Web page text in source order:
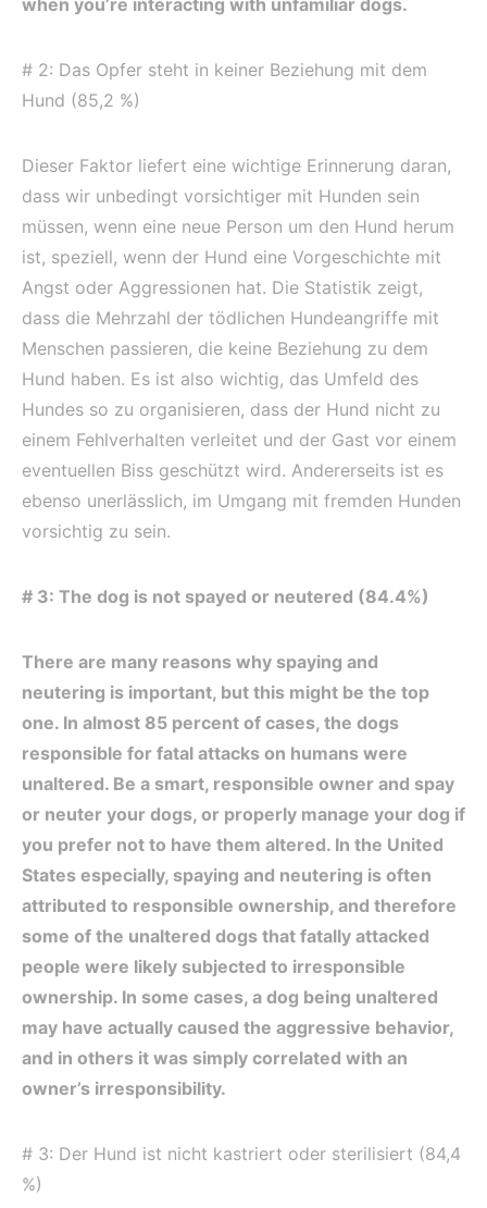
# 2: Das Opfer steht in keiner Beziehung mit dem
Hund (85,2 %)
Dieser Faktor liefert eine wichtige Erinnerung daran,
dass wir unbedingt vorsichtiger mit Hunden sein
müssen, wenn eine neue Person um den Hund herum
ist, speziell, wenn der Hund eine Vorgeschichte mit
Angst oder Aggressionen hat. Die Statistik zeigt,
dass die Mehrzahl der tödlichen Hundeangriffe mit
Menschen passieren, die keine Beziehung zu dem
Hund haben. Es ist also wichtig, das Umfeld des
Hundes so zu organisieren, dass der Hund nicht zu
einem Fehlverhalten verleitet und der Gast vor einem
eventuellen Biss geschützt wird. Andererseits ist es
ebenso unerlässlich, im Umgang mit fremden Hunden
vorsichtig zu sein.
# 3: The dog is not spayed or neutered (84.4%)
There are many reasons why spaying and
neutering is important, but this might be the top
one. In almost 85 percent of cases, the dogs
responsible for fatal attacks on humans were
unaltered. Be a smart, responsible owner and spay
or neuter your dogs, or properly manage your dog if
you prefer not to have them altered. In the United
States especially, spaying and neutering is often
attributed to responsible ownership, and therefore
some of the unaltered dogs that fatally attacked
people were likely subjected to irresponsible
ownership. In some cases, a dog being unaltered
may have actually caused the aggressive behavior,
and in others it was simply correlated with an
owner’s irresponsibility.
# 3: Der Hund ist nicht kastriert oder sterilisiert (84,4
%)